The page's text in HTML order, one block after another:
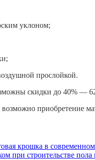
уклоном;
прослойкой.
скидки до 40% —
приобретение
крошка в
при строительстве пола